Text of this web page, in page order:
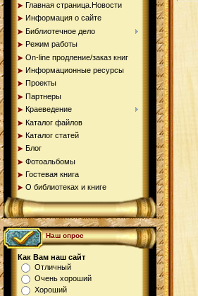
Главная страница.Новости
Информация о сайте
Библиотечное дело
Режим работы
On-line продление/заказ книг
Информационные ресурсы
Проекты
Партнеры
Краеведение
Каталог файлов
Каталог статей
Блог
Фотоальбомы
Гостевая книга
О библиотеках и книге
Наш опрос
Как Вам наш сайт
Отличный
Очень хороший
Хороший